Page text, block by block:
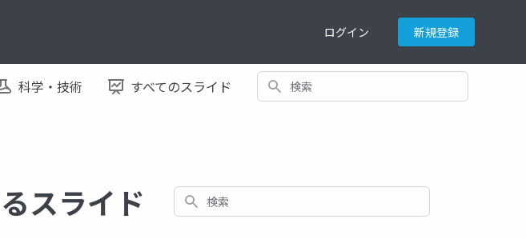
ログイン 新規登録
科学・技術 すべてのスライド 検索
スライド 検索